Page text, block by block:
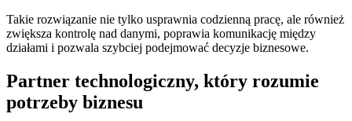
Takie rozwiązanie nie tylko usprawnia codzienną pracę, ale również
zwiększa kontrolę nad danymi, poprawia komunikację między
działami i pozwala szybciej podejmować decyzje biznesowe.
Partner technologiczny, który rozumie
potrzeby biznesu